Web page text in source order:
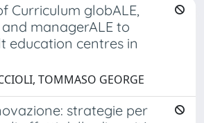
Curriculum globALE,
managerALE to
education centres in
TOMMASO GEORGE
strategie per